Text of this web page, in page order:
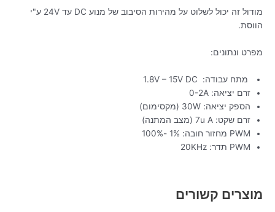
מודול זה יכול לשלוט על מהירות הסיבוב של מנוע DC עד 24V ע"י
הווסת.
מפרט ונתונים:
מתח עבודה: 1.8V – 15V DC
זרם יציאה: 0-2A
הספק יציאה: 30W (מקסימום)
זרם שקט: 7u A (מצב המתנה)
PWM מחזור חובה: 1% -100%
PWM תדר: 20KHz
מוצרים קשורים